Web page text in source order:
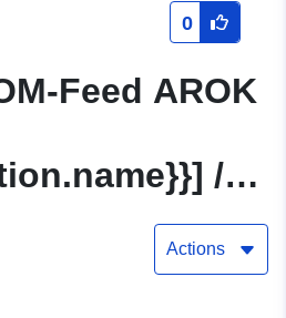
0
Feed AROK
/
Actions